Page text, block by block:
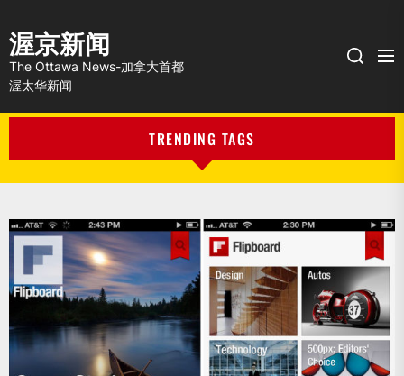
渥京新闻
The Ottawa News-加拿大首都
渥太华新闻
Search
TRENDING TAGS